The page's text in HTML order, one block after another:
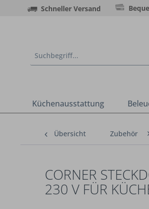
Schneller Versand
Küchenausstattung
Übersicht Zubehör
CORNER
230 V FÜR